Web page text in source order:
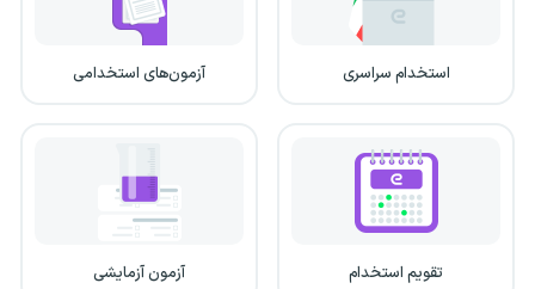
استخدام سراسری آزمون‌های استخدامی
تقویم استخدام آزمون آزمایشی